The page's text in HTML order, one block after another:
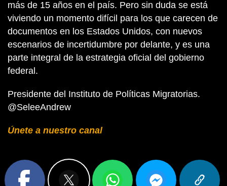
más de 15 años en el país. Pero sin duda se está
viviendo un momento difícil para los que carecen de
documentos en los Estados Unidos, con nuevos
escenarios de incertidumbre por delante, y es una
parte integral de la estrategia oficial del gobierno
federal.
Presidente del Instituto de Políticas Migratorias.
@SeleeAndrew
Únete a nuestro canal